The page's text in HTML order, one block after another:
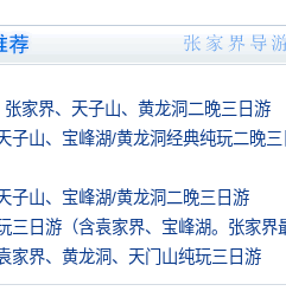
张家界、天子山、黄龙洞二晚三日游
子山、宝峰湖/黄龙洞经典纯玩二晚三
子山、宝峰湖/黄龙洞二晚三日游
三日游（含袁家界、宝峰湖。张家界
家界、黄龙洞、天门山纯玩三日游